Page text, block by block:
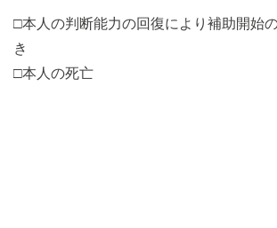
□本人の判断能力の回復により補助開始
き
□本人の死亡